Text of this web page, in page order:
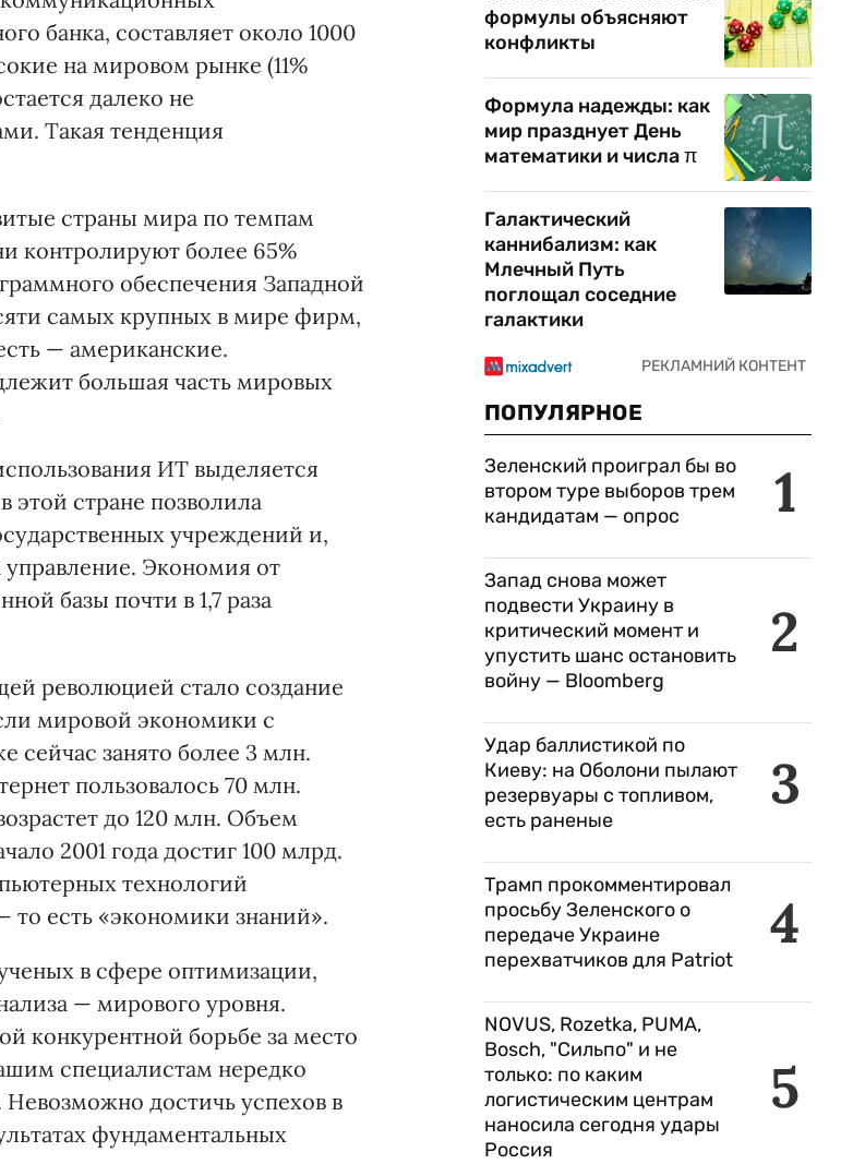
банка, составляет около 1000
на мировом рынке (11%
далеко не
Такая тенденция
страны мира по темпам
контролируют более 65%
обеспечения Западной
самых крупных в мире фирм,
— американские.
большая часть мировых
ИТ выделяется
стране позволила
учреждений и,
управление. Экономия от
базы почти в 1,7 раза
революцией стало создание
мировой экономики с
сейчас занято более 3 млн.
пользовалось 70 млн.
до 120 млн. Объем
2001 года достиг 100 млрд.
технологий
то есть «экономики знаний».
в сфере оптимизации,
— мирового уровня.
конкурентной борьбе за место
специалистам нередко
достичь успехов в
фундаментальных
формулы объясняют
конфликты
Формула надежды: как
мир празднует День
математики и числа π
Галактический
каннибализм: как
Млечный Путь
поглощал соседние
галактики
ПОПУЛЯРНОЕ
1
Зеленский проиграл бы во
втором туре выборов трем
кандидатам — опрос
2
Запад снова может
подвести Украину в
критический момент и
упустить шанс остановить
войну — Bloomberg
3
Удар баллистикой по
Киеву: на Оболони пылают
резервуары с топливом,
есть раненые
4
Трамп прокомментировал
просьбу Зеленского о
передаче Украине
перехватчиков для Patriot
5
NOVUS, Rozetka, PUMA,
Bosch, "Сильпо" и не
только: по каким
логистическим центрам
наносила сегодня удары
Россия